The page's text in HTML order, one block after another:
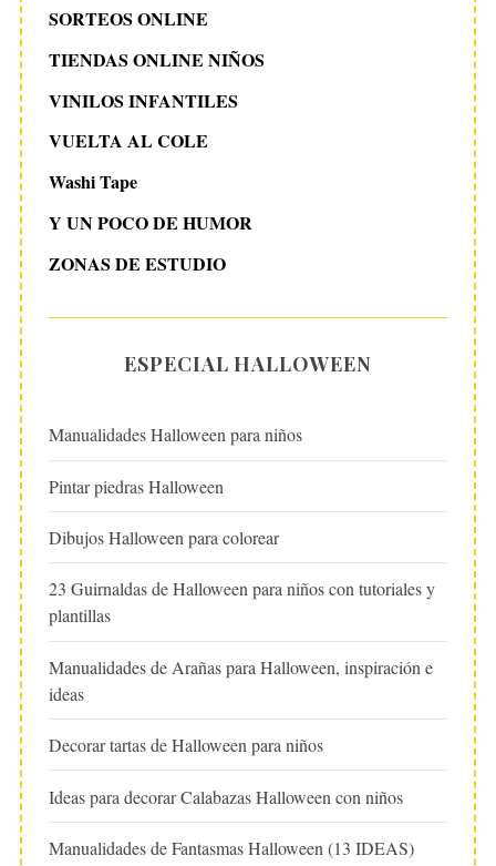
SORTEOS ONLINE
TIENDAS ONLINE NIÑOS
VINILOS INFANTILES
VUELTA AL COLE
Washi Tape
Y UN POCO DE HUMOR
ZONAS DE ESTUDIO
ESPECIAL HALLOWEEN
Manualidades Halloween para niños
Pintar piedras Halloween
Dibujos Halloween para colorear
23 Guirnaldas de Halloween para niños con tutoriales y
plantillas
Manualidades de Arañas para Halloween, inspiración e
ideas
Decorar tartas de Halloween para niños
Ideas para decorar Calabazas Halloween con niños
Manualidades de Fantasmas Halloween (13 IDEAS)